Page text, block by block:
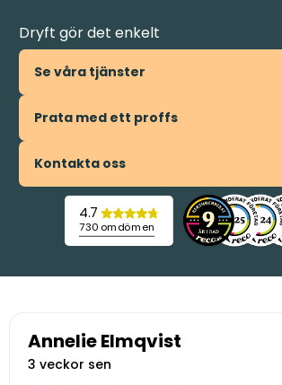
Dryft gör det enkelt
Se våra tjänster
Prata med ett proffs
Kontakta oss
4.7
730 omdömen
Annelie Elmqvist
3 veckor sen